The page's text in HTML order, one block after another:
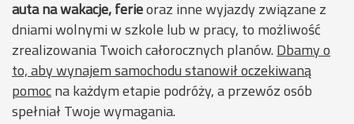
auta na wakacje, ferieoraz inne wyjazdy związane z
dniami wolnymi w szkole lub w pracy, to możliwość
zrealizowania Twoich całorocznych planów. Dbamy o
to, aby wynajem samochodu stanowił oczekiwaną
pomocna każdym etapie podróży, a przewóz osób
spełniał Twoje wymagania.